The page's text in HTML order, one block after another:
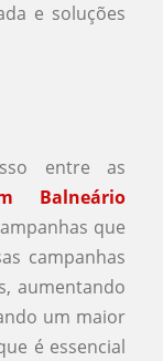
e soluções
entre as
Balneário
que
campanhas
aumentando
um maior
é essencial